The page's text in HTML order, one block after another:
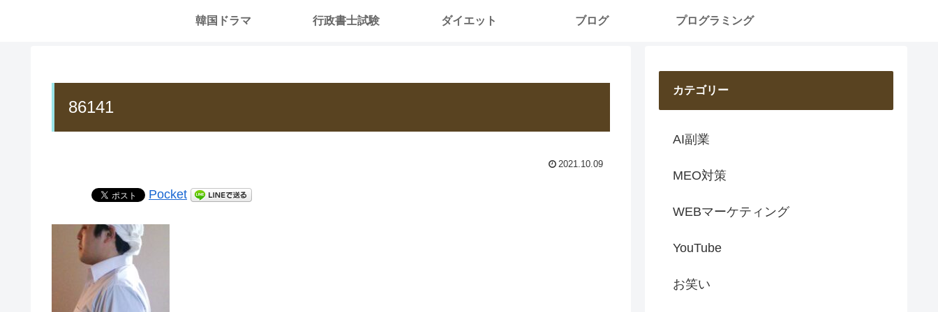
韓国ドラマ 行政書士試験 ダイエット ブログ プログラミング
86141
2021.10.09
Pocket
カテゴリー
AI副業
MEO対策
WEBマーケティング
YouTube
お笑い